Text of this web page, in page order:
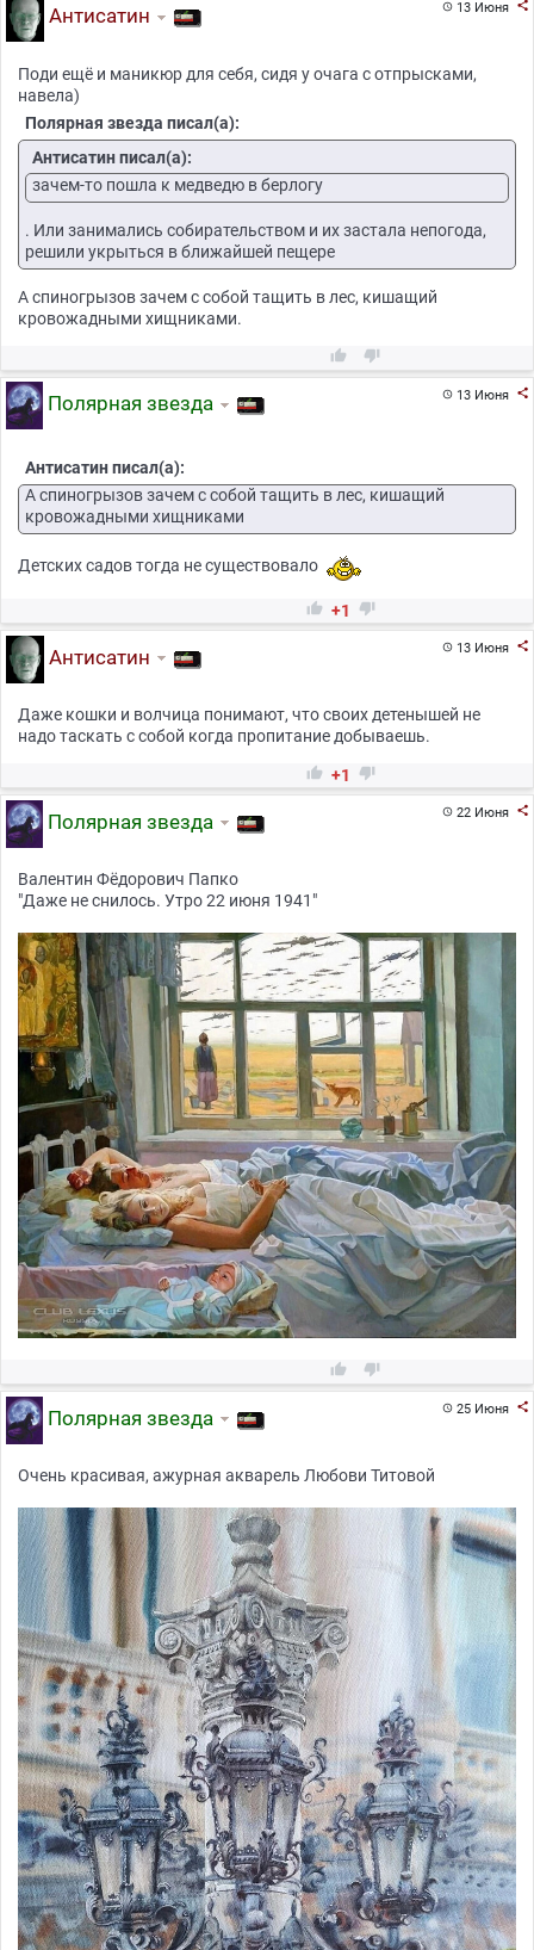
13 Июня 
Антисатин
Поди ещё и маникюр для себя, сидя у очага с отпрысками,
навела)
Полярная звезда писал(а):
Антисатин писал(а):
зачем-то пошла к медведю в берлогу
. Или занимались собирательством и их застала непогода,
решили укрыться в ближайшей пещере
А спиногрызов зачем с собой тащить в лес, кишащий
кровожадными хищниками.
 
13 Июня 
Полярная звезда
Антисатин писал(а):
А спиногрызов зачем с собой тащить в лес, кишащий
кровожадными хищниками
Детских садов тогда не существовало
 +1 
13 Июня 
Антисатин
Даже кошки и волчица понимают, что своих детенышей не
надо таскать с собой когда пропитание добываешь.
 +1 
22 Июня 
Полярная звезда
Валентин Фёдорович Папко
"Даже не снилось. Утро 22 июня 1941"
 
25 Июня 
Полярная звезда
Очень красивая, ажурная акварель Любови Титовой